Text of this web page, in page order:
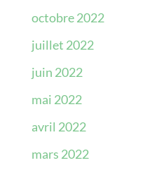
octobre 2022
juillet 2022
juin 2022
mai 2022
avril 2022
mars 2022